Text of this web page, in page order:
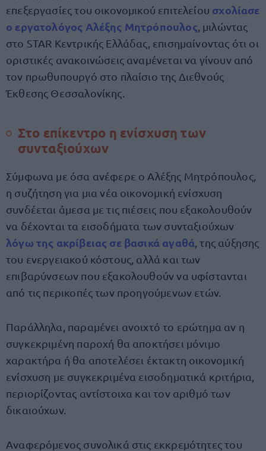
επεξεργασίες του οικονομικού επιτελείου σχολίασε
ο εργατολόγος Αλέξης Μητρόπουλος , μιλώντας
στο STAR Κεντρικής Ελλάδας, επισημαίνοντας ότι οι
οριστικές ανακοινώσεις αναμένεται να γίνουν από
τον πρωθυπουργό στο πλαίσιο της Διεθνούς
Έκθεσης Θεσσαλονίκης.
Στο επίκεντρο η ενίσχυση των
συνταξιούχων
Σύμφωνα με όσα ανέφερε ο Αλέξης Μητρόπουλος,
η συζήτηση για μια νέα οικονομική ενίσχυση
συνδέεται άμεσα με τις πιέσεις που εξακολουθούν
να δέχονται τα εισοδήματα των συνταξιούχων
λόγω της ακρίβειας σε βασικά αγαθά , της αύξησης
του ενεργειακού κόστους, αλλά και των
επιβαρύνσεων που εξακολουθούν να υφίστανται
από τις περικοπές των προηγούμενων ετών.
Παράλληλα, παραμένει ανοιχτό το ερώτημα αν η
συγκεκριμένη παροχή θα αποκτήσει μόνιμο
χαρακτήρα ή θα αποτελέσει έκτακτη οικονομική
ενίσχυση με συγκεκριμένα εισοδηματικά κριτήρια,
περιορίζοντας αντίστοιχα και τον αριθμό των
δικαιούχων.
Αναφερόμενος συνολικά στις εκκρεμότητες του